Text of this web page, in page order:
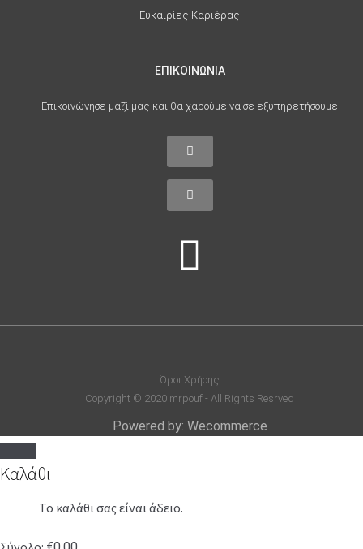
Ευκαιρίες Καριέρας
ΕΠΙΚΟΙΝΩΝΙΑ
Επικοινώνησε μαζί μας και θα χαρούμε να σε εξυπηρετήσουμε
Όροι Χρήσης
Copyright © 2020 mrpouf - All Rights Resrved
Powered by: Wecommerce
Καλάθι
Το καλάθι σας είναι άδειο.